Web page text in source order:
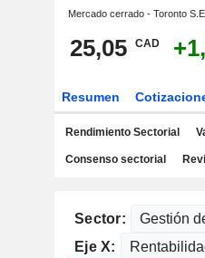
Mercado cerrado - Toronto S.E.
25,05 CAD
Resumen
Rendimiento Sectorial
Consenso sectorial
Sector:
Eje X: